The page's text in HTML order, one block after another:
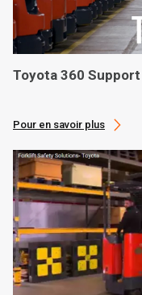
Toyota 360 Support
Pour en savoir plus